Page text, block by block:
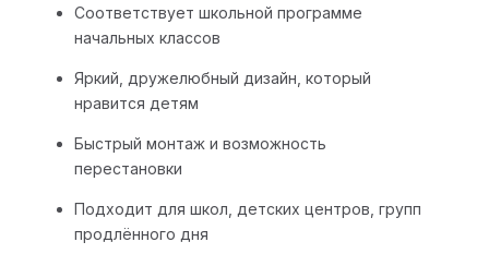
Соответствует школьной программе
начальных классов
Яркий, дружелюбный дизайн, который
нравится детям
Быстрый монтаж и возможность
перестановки
Подходит для школ, детских центров, групп
продлённого дня